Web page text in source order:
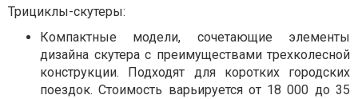
Трициклы-скутеры:
Компактные модели, сочетающие элементы
дизайна скутера с преимуществами трехколесной
конструкции. Подходят для коротких городских
поездок. Стоимость варьируется от 18 000 до 35